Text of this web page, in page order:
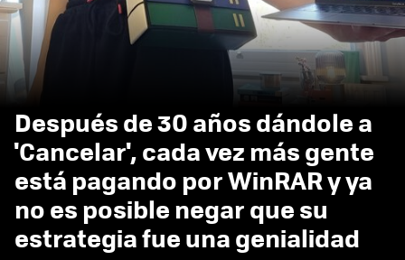
Después de 30 años dándole a
'Cancelar', cada vez más gente
está pagando por WinRAR y ya
no es posible negar que su
estrategia fue una genialidad